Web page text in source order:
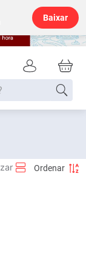
Baixar